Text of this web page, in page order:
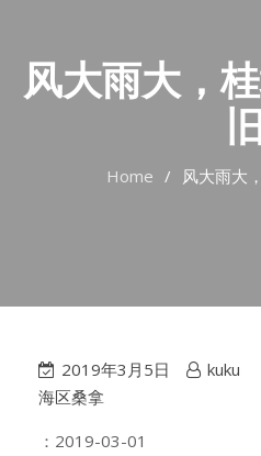
风大雨大，
Home 风大雨大
2019年3月5日 kuku
海区桑拿
：2019-03-01